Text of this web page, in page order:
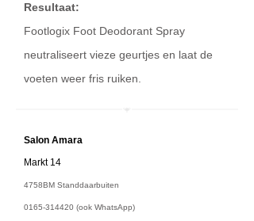
Resultaat:
Footlogix Foot Deodorant Spray
neutraliseert vieze geurtjes en laat de
voeten weer fris ruiken.
Salon Amara
Markt 14
4758BM Standdaarbuiten
0165-314420 (ook WhatsApp)